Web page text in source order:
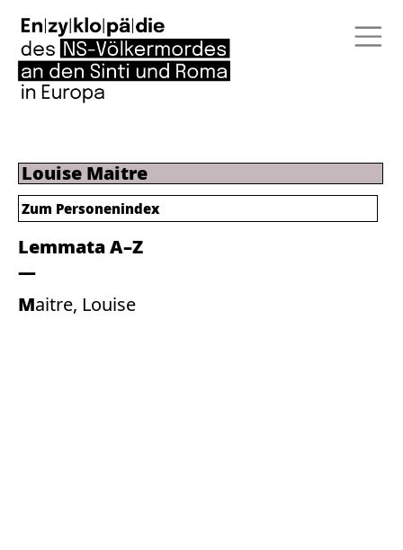
Louise Maitre
Lemmata A–Z
Maitre, Louise
Zum Personenindex